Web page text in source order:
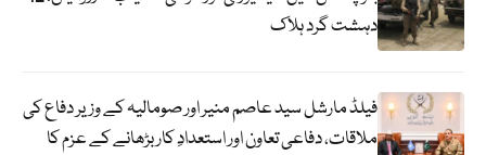
دہشت گرد ہلاک
فیلڈ مارشل سید عاصم منیر اور صومالیہ کے وزیر دفاع کی
ملاقات، دفاعی تعاون اور استعدادِ کار بڑھانے کے عزم کا